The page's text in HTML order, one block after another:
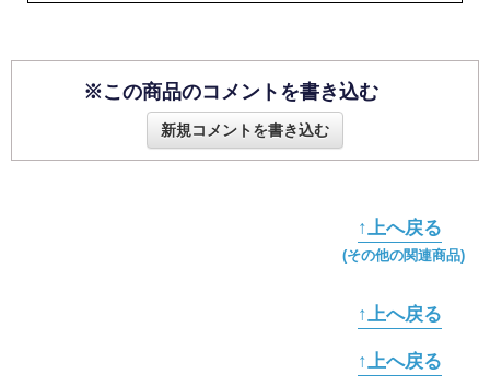
※この商品のコメントを書き込む
新規コメントを書き込む
↑上へ戻る
(その他の関連商品)
↑上へ戻る
↑上へ戻る